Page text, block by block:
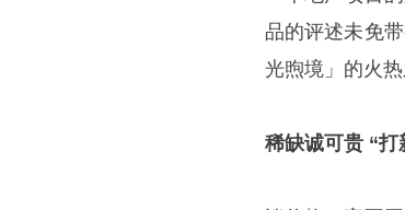
品的评述未免
光煦境」的火热
稀缺诚可贵 “打